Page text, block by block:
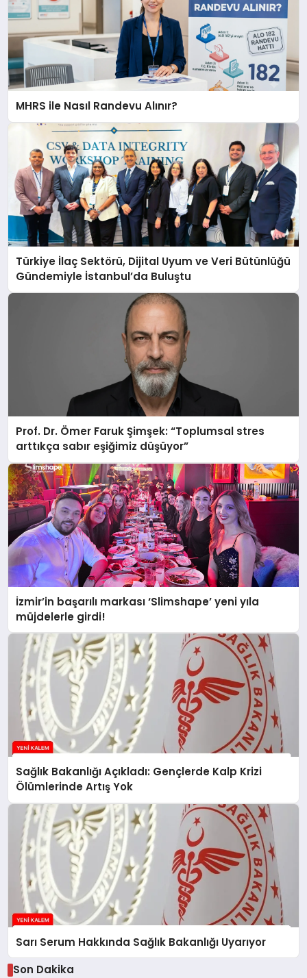
MHRS ile Nasıl Randevu Alınır?
Türkiye İlaç Sektörü, Dijital Uyum ve Veri Bütünlüğü
Gündemiyle İstanbul’da Buluştu
Prof. Dr. Ömer Faruk Şimşek: “Toplumsal stres
arttıkça sabır eşiğimiz düşüyor”
İzmir’in başarılı markası ‘Slimshape’ yeni yıla
müjdelerle girdi!
Sağlık Bakanlığı Açıkladı: Gençlerde Kalp Krizi
Ölümlerinde Artış Yok
Sarı Serum Hakkında Sağlık Bakanlığı Uyarıyor
Son Dakika